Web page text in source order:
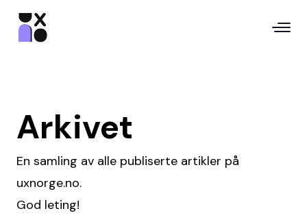
Arkivet
En samling av alle publiserte artikler på
uxnorge.no.
God leting!